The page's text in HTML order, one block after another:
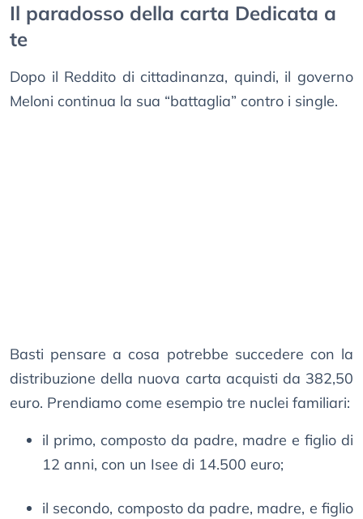
Il paradosso della carta Dedicata a
te
Dopo il Reddito di cittadinanza, quindi, il governo
Meloni continua la sua “battaglia” contro i single.
Basti pensare a cosa potrebbe succedere con la
distribuzione della nuova carta acquisti da 382,50
euro. Prendiamo come esempio tre nuclei familiari:
il primo, composto da padre, madre e figlio di
12 anni, con un Isee di 14.500 euro;
il secondo, composto da padre, madre, e figlio